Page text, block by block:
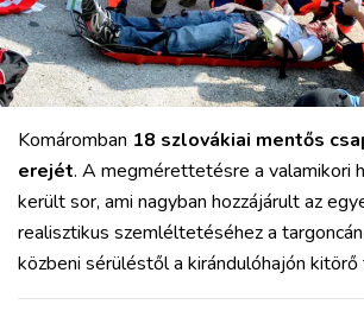
Komáromban 18 szlovákiai mentős
erejét. A megmérettetésre a valamikori
került sor, ami nagyban hozzájárult az
realisztikus szemléltetéséhez a
közbeni sérüléstől a kirándulóhajón kitörő